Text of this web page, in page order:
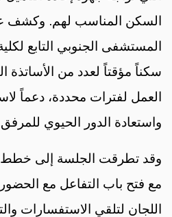
السكن المناسب لهم. وكشف
المستشفى الجنوبي التابع
سكناً مؤقتاً لعدد من الأساتذة
العمل لفترات محددة، دعماً
واستعادة الدور الحيوي
وقد تطرقت الجلسة إلى خطط
مع فتح باب التفاعل مع
اللجان لتلقي الاستفسارات